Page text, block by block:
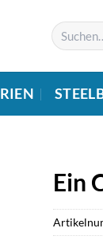
Suchen
nach:
Ein